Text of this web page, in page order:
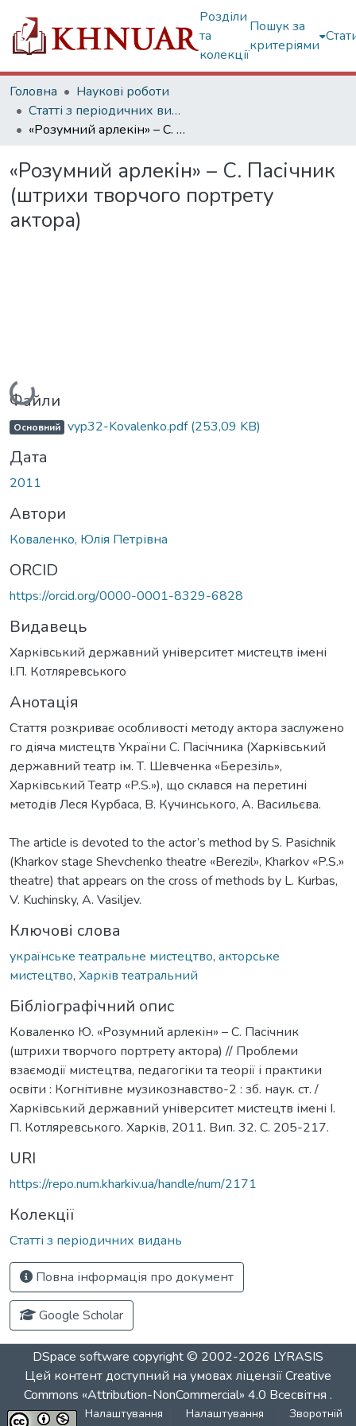
Розділи
та
колекції
Пошук за
критеріями
Головна
Наукові роботи
Статті з періодичних видань
«Розумний арлекін» – С. Пасічник (штрихи творчого портрету актора)
«Розумний арлекін» – С. Пасічник
(штрихи творчого портрету
актора)
Вантажиться...
Файли
Основний vyp32-Kovalenko.pdf(253,09 KB)
Дата
2011
Автори
Коваленко, Юлія Петрівна
ORCID
https://orcid.org/0000-0001-8329-6828
Видавець
Харківський державний університет мистецтв імені
І.П. Котляревського
Анотація
Стаття розкриває особливості методу актора заслужено
го діяча мистецтв України С. Пасічника (Харківський
державний театр ім. Т. Шевченка «Березіль»,
Харківський Театр «P.S.»), що склався на перетині
методів Леся Курбаса, В. Кучинського, А. Васильєва.
The article is devoted to the actor’s method by S. Pasichnik
(Kharkov stage Shevchenko theatre «Berezil», Kharkov «P.S.»
theatre) that appears on the cross of methods by L. Kurbas,
V. Kuchinsky, A. Vasiljev.
Ключові слова
українське театральне мистецтво, акторське
мистецтво, Харків театральний
Бібліографічний опис
Коваленко Ю. «Розумний арлекін» – С. Пасічник
(штрихи творчого портрету актора) // Проблеми
взаємодії мистецтва, педагогіки та теорії і практики
освіти : Когнітивне музикознавство-2 : зб. наук. ст. /
Харківський державний університет мистецтв імені І.
П. Котляревського. Харків, 2011. Вип. 32. С. 205-217.
URI
https://repo.num.kharkiv.ua/handle/num/2171
Колекції
Статті з періодичних видань
Повна інформація про документ
Google Scholar
DSpace software copyright © 2002-2026 LYRASIS
Цей контент доступний на умовах ліцензіїCreative
Commons «Attribution-NonCommercial» 4.0 Всесвітня .
Налаштування
Налаштування
Зворотній